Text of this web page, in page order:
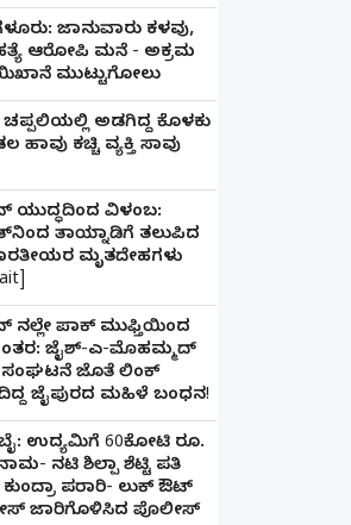
ಜಾನುವಾರು ಕಳವು,
ಆರೋಪಿ ಮನೆ - ಅಕ್ರಮ
ಮುಟ್ಟುಗೋಲು
ಚಪ್ಪಲಿಯಲ್ಲಿ ಅಡಗಿದ್ದ ಕೊಳಕು
ಹಾವು ಕಚ್ಚಿ ವ್ಯಕ್ತಿ ಸಾವು
ಯುದ್ಧದಿಂದ ವಿಳಂಬ:
ತಾಯ್ನಾಡಿಗೆ ತಲುಪಿದ
ಮೃತದೇಹಗಳು
ಪಾಕ್ ಮುಫ್ತಿಯಿಂದ
ಜೈಶ್-ಎ-ಮೊಹಮ್ಮದ್
ಸಂಘಟನೆ ಜೊತೆ ಲಿಂಕ್
ಜೈಪುರದ ಮಹಿಳೆ ಬಂಧನ!
ಉದ್ಯಮಿಗೆ 60ಕೋಟಿ ರೂ.
ನಟಿ ಶಿಲ್ಪಾ ಶೆಟ್ಟಿ ಪತಿ
ಪರಾರಿ- ಲುಕ್ ಔಟ್
ಜಾರಿಗೊಳಿಸಿದ ಪೊಲೀಸ್